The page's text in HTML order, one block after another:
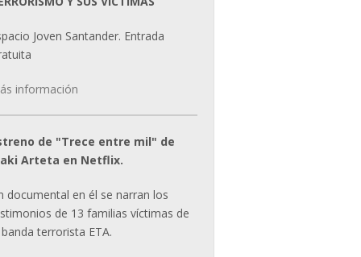
Joven Santander. Entrada
información
de "Trece entre mil" de
Arteta en Netflix.
documental en él se narran los
de 13 familias víctimas de
terrorista ETA.